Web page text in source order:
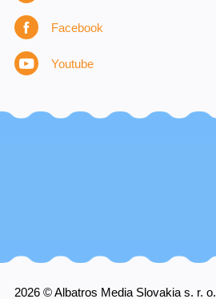
Facebook
Youtube
2026 © Albatros Media Slovakia s. r. o.